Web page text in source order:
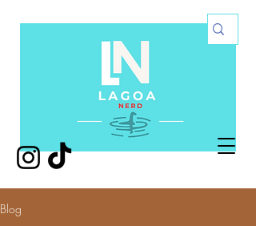
Blog